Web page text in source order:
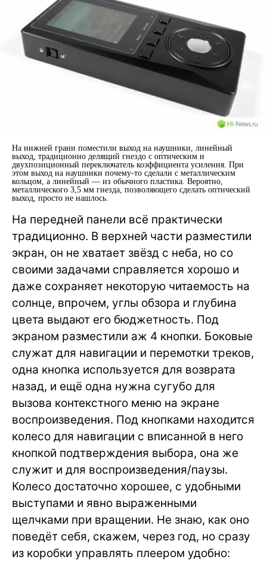
На нижней грани поместили выход на наушники, линейный
выход, традиционно делящий гнездо с оптическим и
двухпозиционный переключатель коэффициента усиления. При
этом выход на наушники почему-то сделали с металлическим
кольцом, а линейный — из обычного пластика. Вероятно,
металлического 3,5 мм гнезда, позволяющего сделать оптический
выход, просто не нашлось.
На передней панели всё практически
традиционно. В верхней части разместили
экран, он не хватает звёзд с неба, но со
своими задачами справляется хорошо и
даже сохраняет некоторую читаемость на
солнце, впрочем, углы обзора и глубина
цвета выдают его бюджетность. Под
экраном разместили аж 4 кнопки. Боковые
служат для навигации и перемотки треков,
одна кнопка используется для возврата
назад, и ещё одна нужна сугубо для
вызова контекстного меню на экране
воспроизведения. Под кнопками находится
колесо для навигации с вписанной в него
кнопкой подтверждения выбора, она же
служит и для воспроизведения/паузы.
Колесо достаточно хорошее, с удобными
выступами и явно выраженными
щелчками при вращении. Не знаю, как оно
поведёт себя, скажем, через год, но сразу
из коробки управлять плеером удобно: